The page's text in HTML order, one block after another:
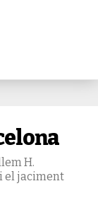
H.
el jaciment